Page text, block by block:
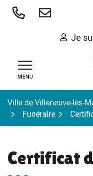
Aller
Je
MENU
Ville de Villeneuve-lès-
Funéraire
Certificat